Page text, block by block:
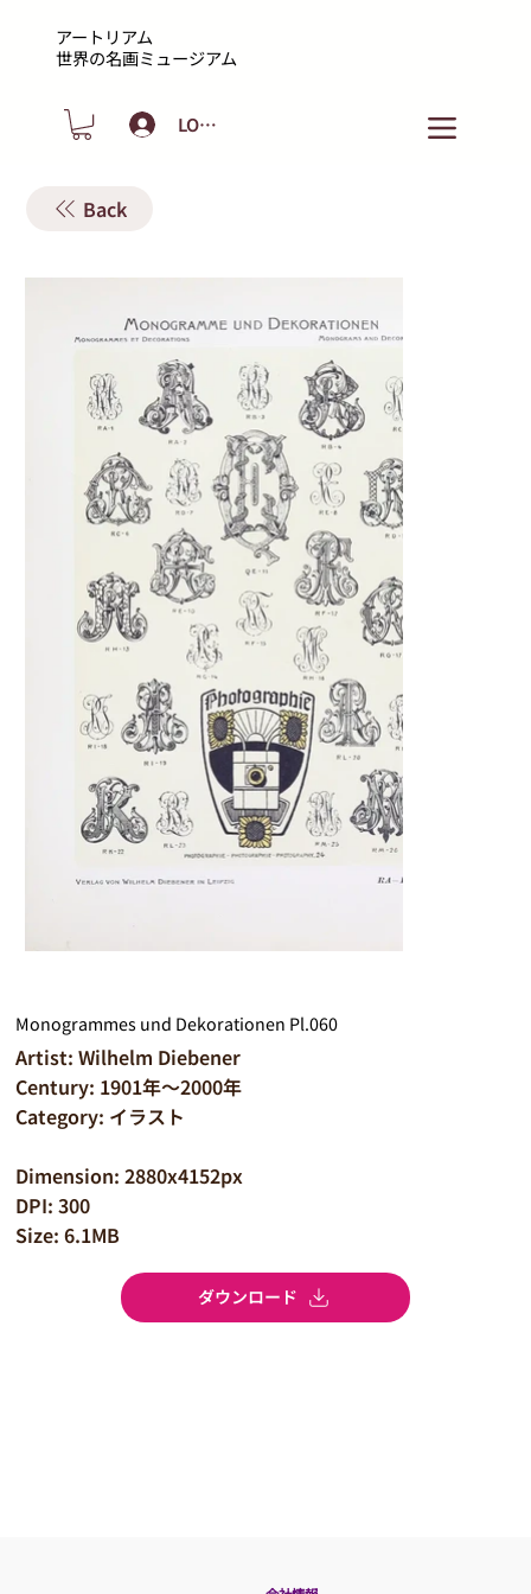
アートリアム
​世界の名画ミュージアム
LOGIN
Back
Monogrammes und Dekorationen Pl.060
Artist: Wilhelm Diebener
Century: 1901年～2000年
Category: イラスト
Dimension: 2880x4152px
DPI: 300
Size: 6.1MB
ダウンロード